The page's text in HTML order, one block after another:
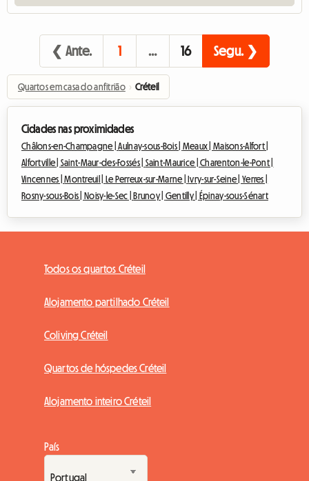
❮ Ante. 1 … 16 Segu. ❯
Quartos em casa do anfitrião › Créteil
Cidades nas proximidades
Châlons-en-Champagne |Aulnay-sous-Bois | Meaux |Maisons-Alfort |
Alfortville | Saint-Maur-des-Fossés | Saint-Maurice |Charenton-le-Pont |
Vincennes |Montreuil | Le Perreux-sur-Marne | Ivry-sur-Seine | Yerres |
Rosny-sous-Bois | Noisy-le-Sec | Brunoy | Gentilly | Épinay-sous-Sénart
Todos os quartos Créteil
Alojamento partilhado Créteil
Coliving Créteil
Quartos de hóspedes Créteil
Alojamento inteiro Créteil
País